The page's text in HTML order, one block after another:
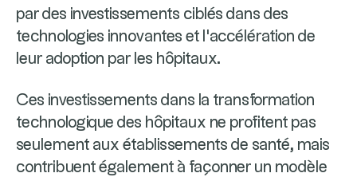
par des investissements ciblés dans des
technologies innovantes et l'accélération de
leur adoption par les hôpitaux.
Ces investissements dans la transformation
technologique des hôpitaux ne profitent pas
seulement aux établissements de santé, mais
contribuent également à façonner un modèle